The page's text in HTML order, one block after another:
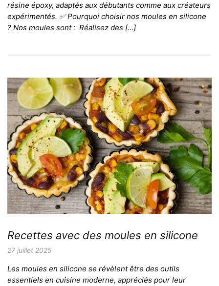
résine époxy, adaptés aux débutants comme aux créateurs
expérimentés. ✅ Pourquoi choisir nos moules en silicone
? Nos moules sont : Réalisez des […]
Recettes avec des moules en silicone
27 juillet 2025
Les moules en silicone se révèlent être des outils
essentiels en cuisine moderne, appréciés pour leur